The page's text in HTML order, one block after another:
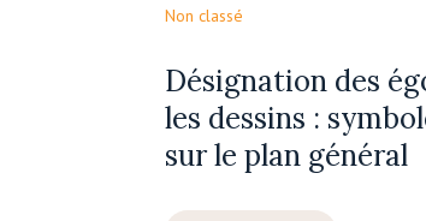
Non classé
Désignation des
les dessins :
sur le plan général